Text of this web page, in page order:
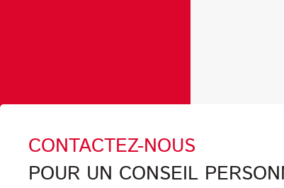
CONTACTEZ-NOUS
POUR UN CONSEIL